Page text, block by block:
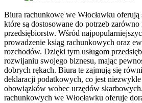
Biura rachunkowe we Włocławku oferują
które są dostosowane do potrzeb
przedsiębiorstw. Wśród
prowadzenie ksiąg rachunkowych oraz
rozchodów. Dzięki tym usługom
rozwijaniu swojego biznesu, mając
dobrych rękach. Biura te zajmują się
deklaracji podatkowych, co jest
obowiązków wobec urzędów
rachunkowych we Włocławku oferuje